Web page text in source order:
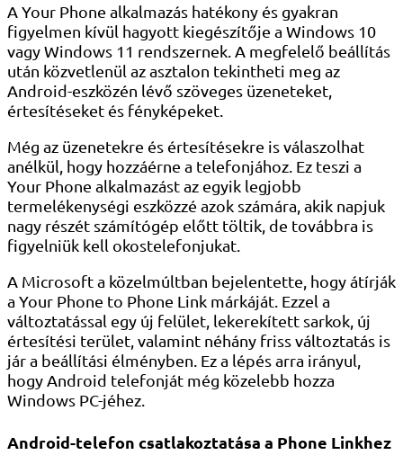
A Your Phone alkalmazás hatékony és gyakran
figyelmen kívül hagyott kiegészítője a Windows 10
vagy Windows 11 rendszernek. A megfelelő beállítás
után közvetlenül az asztalon tekintheti meg az
Android-eszközén lévő szöveges üzeneteket,
értesítéseket és fényképeket.
Még az üzenetekre és értesítésekre is válaszolhat
anélkül, hogy hozzáérne a telefonjához. Ez teszi a
Your Phone alkalmazást az egyik legjobb
termelékenységi eszközzé azok számára, akik napjuk
nagy részét számítógép előtt töltik, de továbbra is
figyelniük kell okostelefonjukat.
A Microsoft a közelmúltban bejelentette, hogy átírják
a Your Phone to Phone Link márkáját. Ezzel a
változtatással egy új felület, lekerekített sarkok, új
értesítési terület, valamint néhány friss változtatás is
jár a beállítási élményben. Ez a lépés arra irányul,
hogy Android telefonját még közelebb hozza
Windows PC-jéhez.
Android-telefon csatlakoztatása a Phone Linkhez